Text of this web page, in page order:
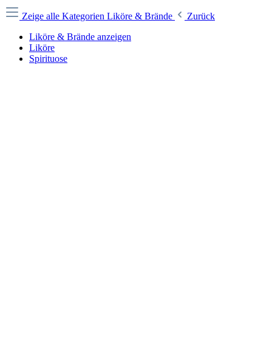
Zeige alle Kategorien Liköre & Brände
Zurück
Liköre & Brände anzeigen
Liköre
Spirituose